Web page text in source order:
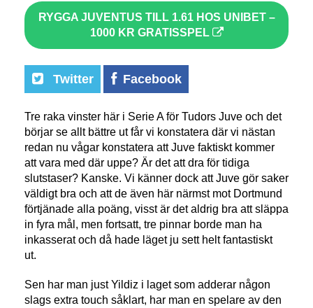
RYGGA JUVENTUS TILL 1.61 HOS UNIBET –
1000 KR GRATISSPEL
Twitter Facebook
Tre raka vinster här i Serie A för Tudors Juve och det
börjar se allt bättre ut får vi konstatera där vi nästan
redan nu vågar konstatera att Juve faktiskt kommer
att vara med där uppe? Är det att dra för tidiga
slutstaser? Kanske. Vi känner dock att Juve gör saker
väldigt bra och att de även här närmst mot Dortmund
förtjänade alla poäng, visst är det aldrig bra att släppa
in fyra mål, men fortsatt, tre pinnar borde man ha
inkasserat och då hade läget ju sett helt fantastiskt
ut.
Sen har man just Yildiz i laget som adderar någon
slags extra touch såklart, har man en spelare av den